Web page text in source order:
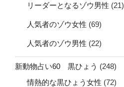
リーダーとなるゾウ男性 (21)
人気者のゾウ女性 (69)
人気者のゾウ男性 (22)
新動物占い60 黒ひょう (248)
情熱的な黒ひょう女性 (72)